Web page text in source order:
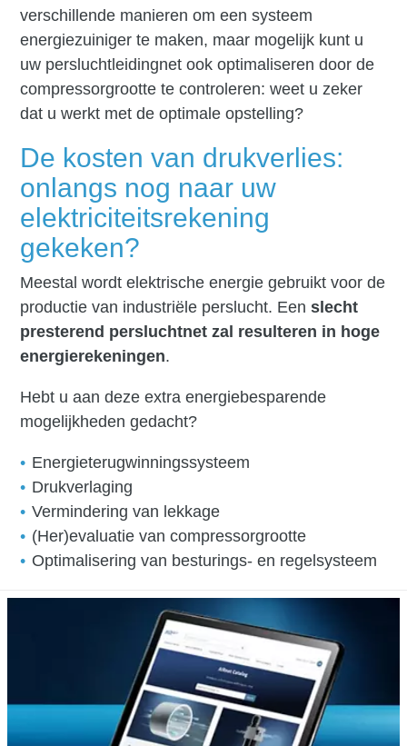
verschillende manieren om een systeem
energiezuiniger te maken, maar mogelijk kunt u
uw persluchtleidingnet ook optimaliseren door de
compressorgrootte te controleren: weet u zeker
dat u werkt met de optimale opstelling?
De kosten van drukverlies:
onlangs nog naar uw
elektriciteitsrekening
gekeken?
Meestal wordt elektrische energie gebruikt voor de
productie van industriële perslucht. Een slecht
presterend persluchtnet zal resulteren in hoge
energierekeningen.
Hebt u aan deze extra energiebesparende
mogelijkheden gedacht?
Energieterugwinningssysteem
Drukverlaging
Vermindering van lekkage
(Her)evaluatie van compressorgrootte
Optimalisering van besturings- en regelsysteem